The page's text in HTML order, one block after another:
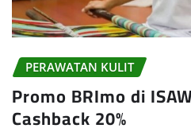
PERAWATAN KULIT
Promo BRImo di
Cashback 20%